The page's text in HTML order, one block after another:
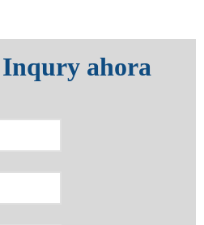
ahora